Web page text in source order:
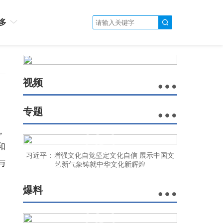
视频
专题
习近平：增强文化自觉坚定文化自信 展示中国文
艺新气象铸就中华文化新辉煌
爆料